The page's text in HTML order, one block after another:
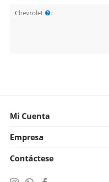
Chevrolet
:
Mi Cuenta
Empresa
Contáctese